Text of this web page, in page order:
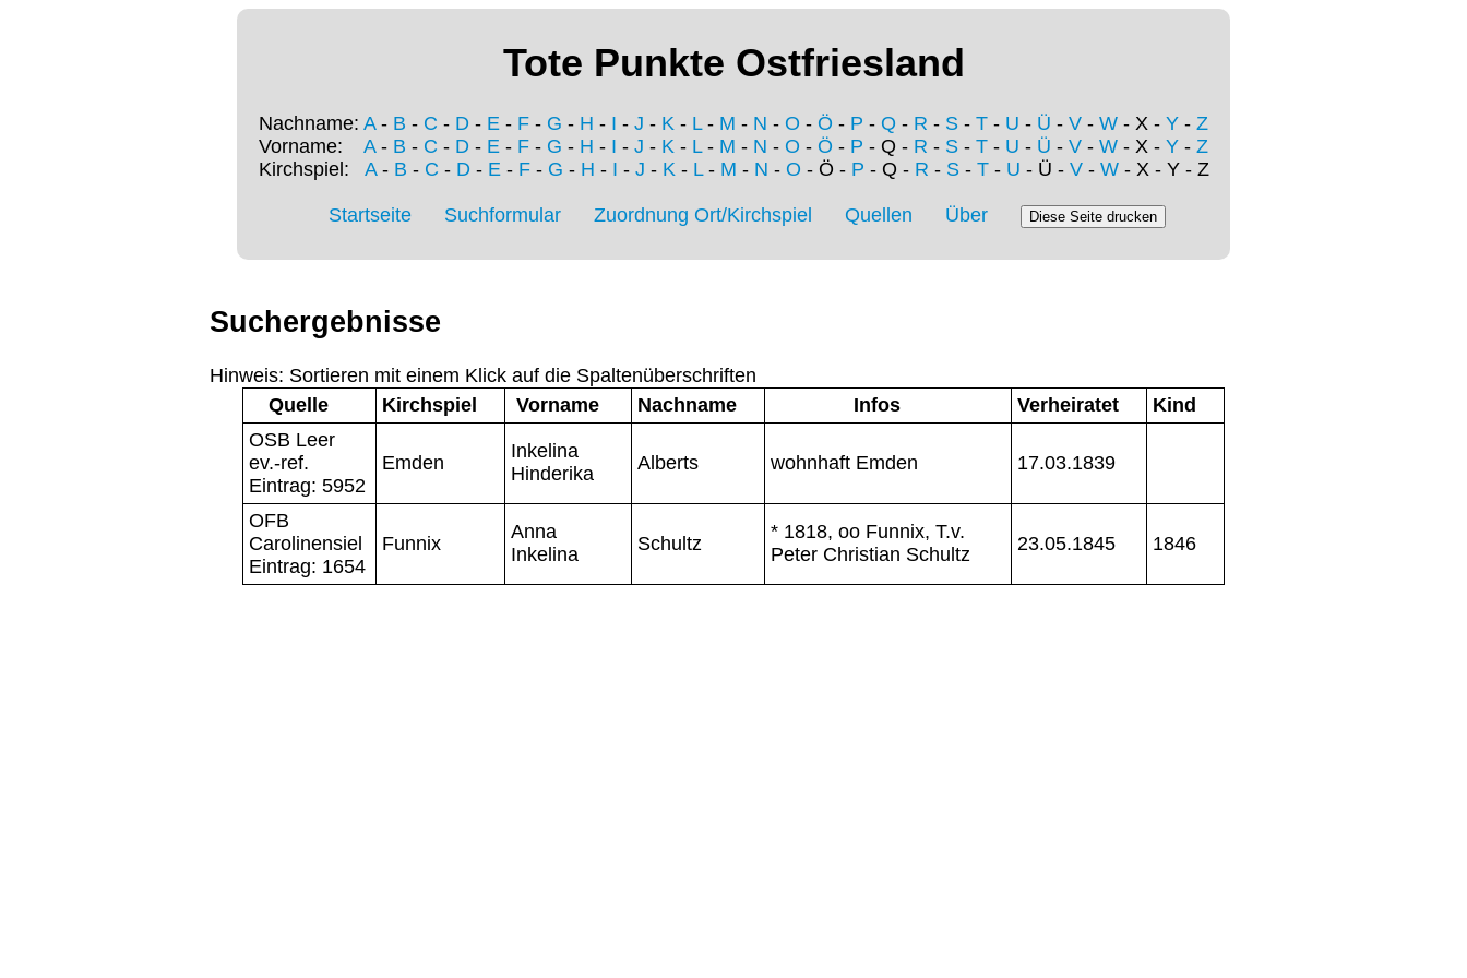
Tote Punkte Ostfriesland
Nachname: A- B - C - D - E - F - G - H - I - J - K - L- M - N - O - Ö - P - Q - R - S - T - U - Ü - V - W - X - Y - Z
Vorname: A- B - C - D - E - F - G - H - I - J - K - L- M - N - O - Ö - P - Q - R - S - T - U - Ü - V - W - X - Y - Z
Kirchspiel: A- B - C - D- E- F- G - H - I - J - K- L- M - N - O - Ö - P - Q - R - S- T- U - Ü - V- W- X - Y - Z
Startseite Suchformular Zuordnung Ort/Kirchspiel Quellen Über
Suchergebnisse
Hinweis: Sortieren mit einem Klick auf die Spaltenüberschriften
Quelle
Kirchspiel Vorname Nachname Infos Verheiratet
Kind
OSB Leer
ev.-ref.
Eintrag: 5952
Emden
Inkelina
Hinderika
Alberts wohnhaft Emden 17.03.1839
OFB
Carolinensiel
Eintrag: 1654
Funnix
Anna
Inkelina
Schultz
* 1818, oo Funnix, T.v.
Peter Christian Schultz
23.05.1845 1846